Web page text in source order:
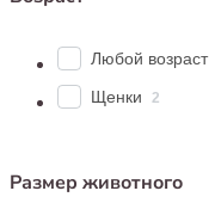
Любой возраст
Щенки 2
Размер животного